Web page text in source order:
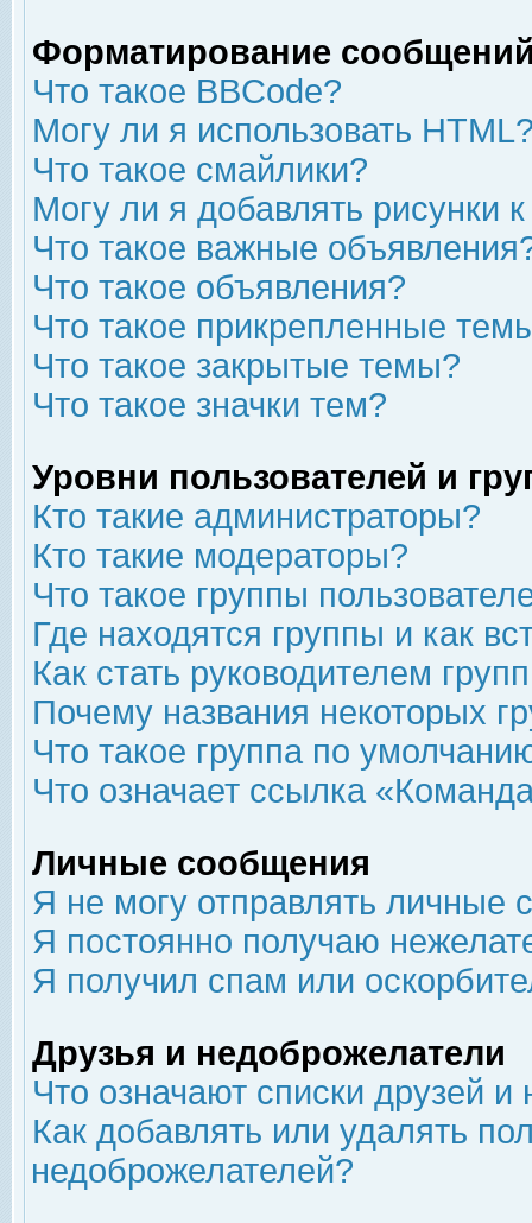
Форматирование
Что такое BBCode?
Могу ли я использовать
Что такое смайлики?
Могу ли я добавлять рисунки
Что такое важные
Что такое объявления?
Что такое прикрепленные
Что такое закрытые темы?
Что такое значки тем?
Уровни пользователей и
Кто такие администраторы?
Кто такие модераторы?
Что такое группы
Где находятся группы и как
Как стать руководителем
Почему названия некоторых
Что такое группа по
Что означает ссылка
Личные сообщения
Я не могу отправлять личные
Я постоянно получаю
Я получил спам или
Друзья и недоброжелатели
Что означают списки друзей
Как добавлять или удалять
недоброжелателей?